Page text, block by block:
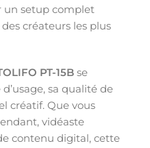
un setup complet
créateurs les plus
PT-15B se
sa qualité de
créatif. Que vous
vidéaste
contenu digital, cette